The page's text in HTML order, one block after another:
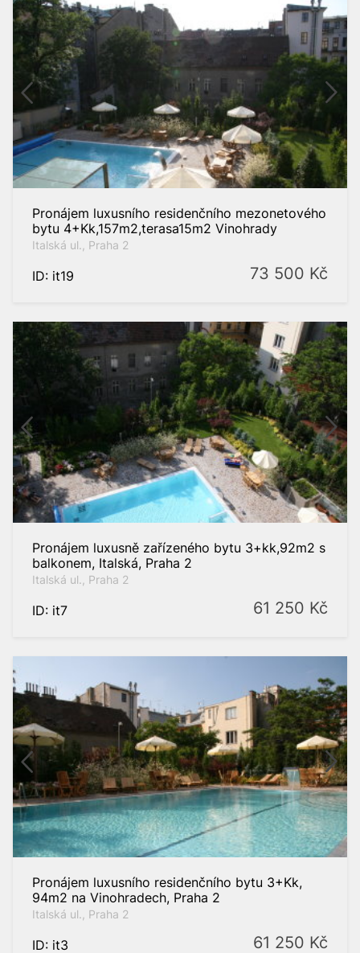
Pronájem luxusního residenčního mezonetového
bytu 4+Kk,157m2,terasa15m2 Vinohrady
Italská ul., Praha 2
ID: it19 73 500 Kč
Pronájem luxusně zařízeného bytu 3+kk,92m2 s
balkonem, Italská, Praha 2
Italská ul., Praha 2
ID: it7 61 250 Kč
Pronájem luxusního residenčního bytu 3+Kk,
94m2 na Vinohradech, Praha 2
Italská ul., Praha 2
ID: it3 61 250 Kč